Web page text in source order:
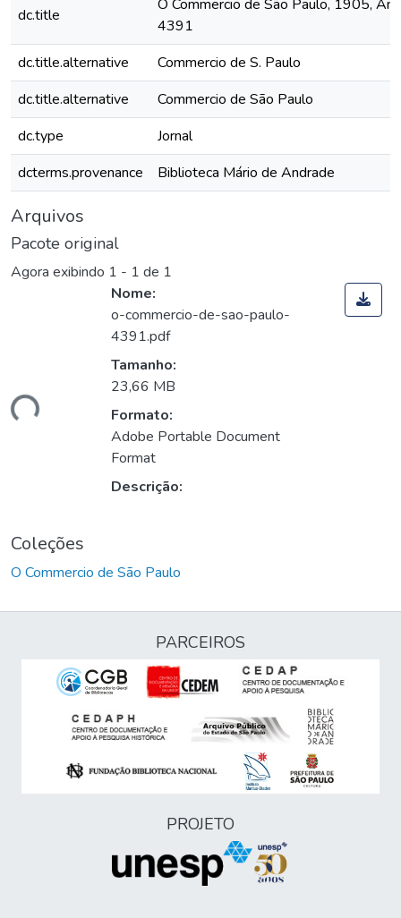
dc.title
O Commercio de São Paulo, 1905,
4391
dc.title.alternative
Commercio de S. Paulo
dc.title.alternative
Commercio de São Paulo
dc.type
Jornal
dcterms.provenance
Biblioteca Mário de Andrade
Arquivos
Pacote original
Agora exibindo 1 - 1 de 1
Nome:
o-commercio-de-sao-paulo-
4391.pdf
Tamanho:
23,66 MB
Formato:
Adobe Portable Document
Format
Descrição:
Coleções
O Commercio de São Paulo
PARCEIROS
PROJETO